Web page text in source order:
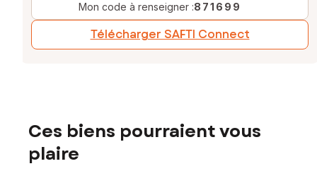
Mon code à renseigner :871699
Télécharger SAFTI Connect
Ces biens pourraient vous
plaire